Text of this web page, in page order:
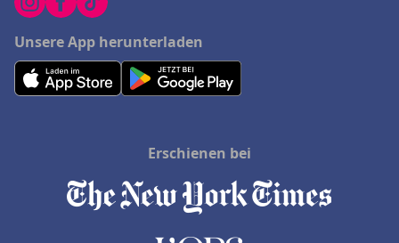
Unsere App herunterladen
Erschienen bei